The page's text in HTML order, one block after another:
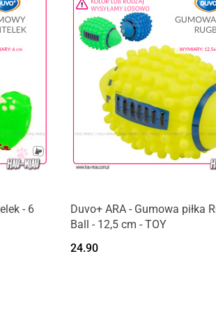
- 6
Duvo+ ARA - Gumowa piłka
Ball - 12,5 cm - TOY
24.90